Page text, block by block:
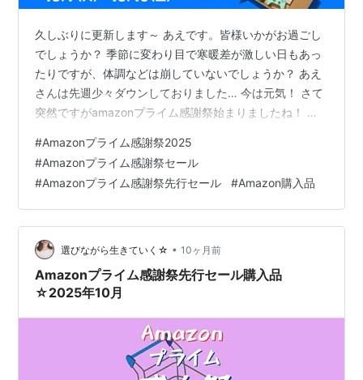
久しぶりに更新します～ あえです。皆様いかがお過ごし
でしょうか？ 季節に変わり目で寒暖差が激しい日もあっ
たりですが、体調などは崩していないでしょうか？ あえ
さんは先週少々ダウンしておりました… 今は元気！ さて
突然ですがamazonプライム感謝祭始まりましたね！ ネ
は本当に心が踊ります。 なかなか自分自身のものを購入
することは少ないですが、何を買おうかな～と検索して
る時は本当に楽しい！ セール自体は明日からですが、既
に先行セールが始まっており色々な商品が既にお買い得
になっています。 毎度消耗品などはセールのタイミング
で買うことが多いです。…
#Amazonプライム感謝祭2025
#Amazonプライム感謝祭セール
#Amazonプライム感謝祭先行セール #Amazon購入品
選びながら生きていく☆ • 10ヶ月前
Amazonプライム感謝祭先行セール購入品
☆2025年10月